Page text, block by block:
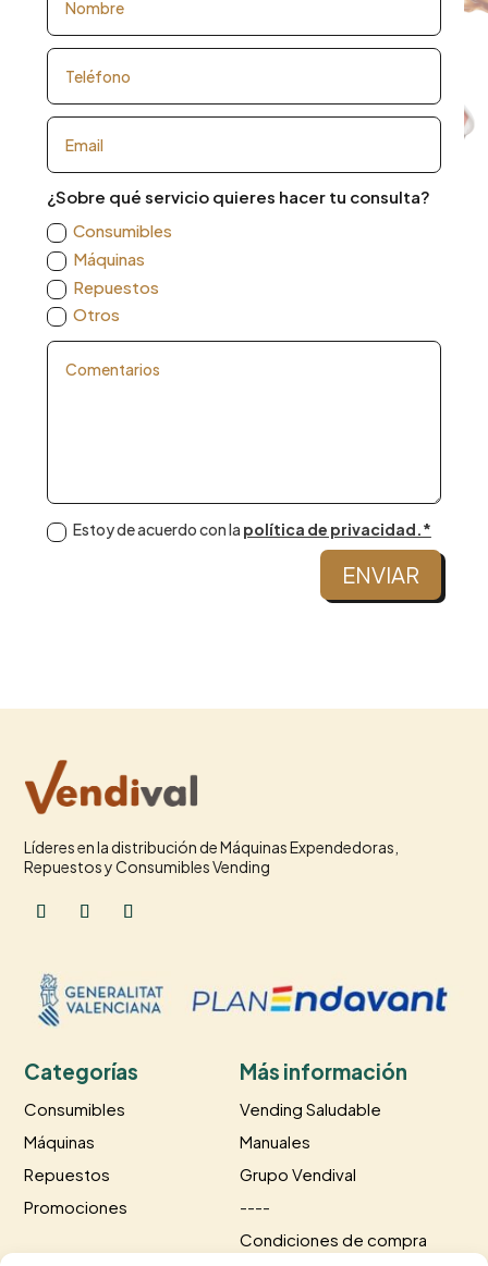
¿Sobre qué servicio quieres hacer tu consulta?
Consumibles
Máquinas
Repuestos
Otros
Estoy de acuerdo con la política de privacidad.*
ENVIAR
Líderes en la distribución de Máquinas Expendedoras,
Repuestos y Consumibles Vending
Categorías
Consumibles
Máquinas
Repuestos
Promociones
Más información
Vending Saludable
Manuales
Grupo Vendival
----
Condiciones de compra